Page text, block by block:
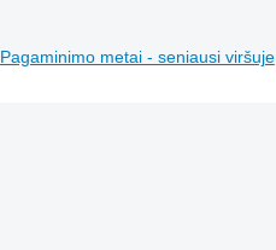
Pagaminimo metai - seniausi viršuje